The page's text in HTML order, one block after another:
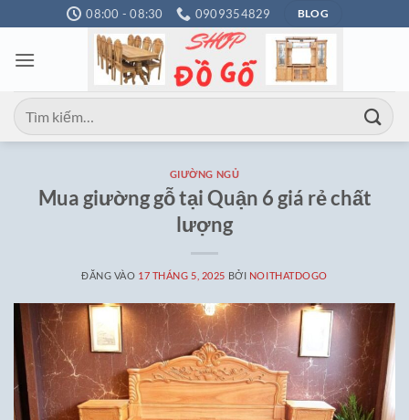
qua
nội
08:00 - 08:30 0909354829 BLOG
Tìm
kiếm:
GIƯỜNG NGỦ
Mua giường gỗ tại Quận 6 giá rẻ chất
lượng
ĐĂNG VÀO 17 THÁNG 5, 2025 BỞI NOITHATDOGO